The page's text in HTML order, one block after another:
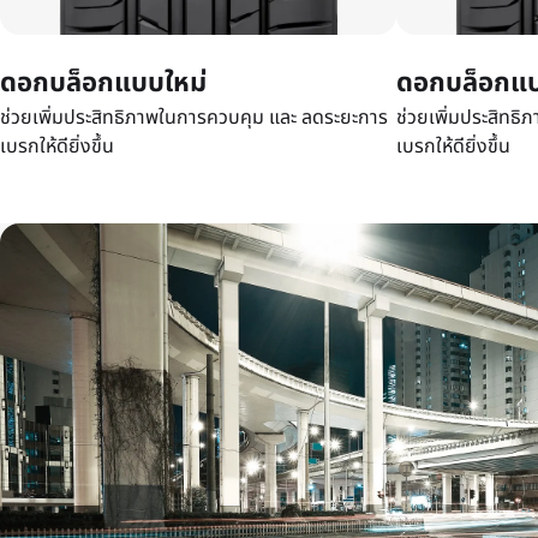
ดอกบล็อกแบบใหม่
ช่วยเพิ่มประสิทธิภาพในการควบคุม และ ลดระยะการ
เบรกให้ดียิ่งขึ้น
ดอกบล็อกแ
ช่วยเพิ่มประสิทธิภ
เบรกให้ดียิ่งขึ้น